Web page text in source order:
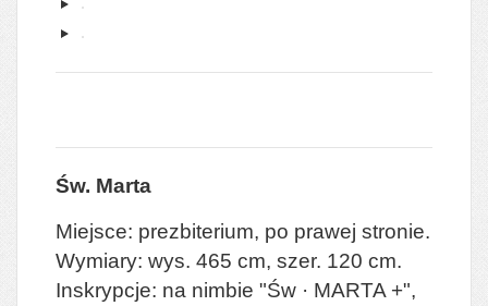
Św. Marta
Miejsce: prezbiterium, po prawej stronie.
Wymiary: wys. 465 cm, szer. 120 cm.
Inskrypcje: na nimbie "Św · MARTA +",